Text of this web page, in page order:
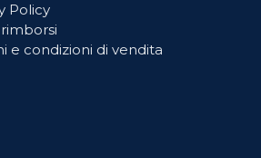
Policy
e condizioni di vendita